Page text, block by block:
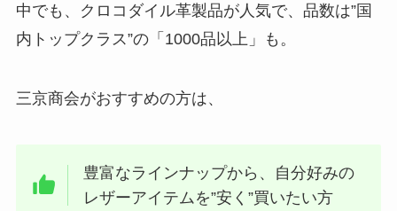
中でも、クロコダイル革製品が人気で、品数は”国
内トップクラス”の「1000品以上」も。
三京商会がおすすめの方は、
豊富なラインナップから、自分好みの
レザーアイテムを”安く”買いたい方